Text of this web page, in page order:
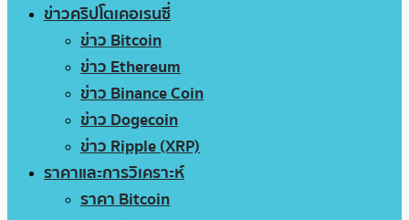
ข่าวคริปโตเคอเรนซี่
ข่าว Bitcoin
ข่าว Ethereum
ข่าว Binance Coin
ข่าว Dogecoin
ข่าว Ripple (XRP)
ราคาและการวิเคราะห์
ราคา Bitcoin